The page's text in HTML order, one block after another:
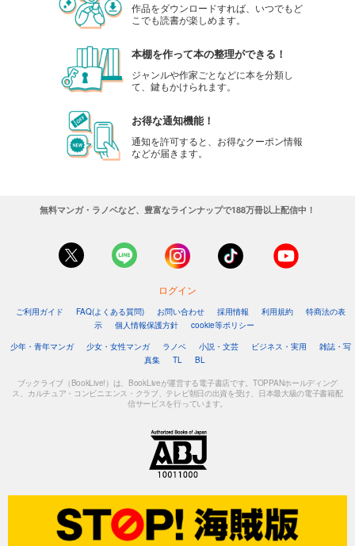
作品をダウンロードすれば、いつでもど
こでも読書が楽しめます。
本棚を作って本の整理ができる！
ジャンルや作家ごとなどに本を分類し
て、鍵もかけられます。
お得な通知機能！
通知を許可すると、お得なクーポン情報
などが届きます。
無料マンガ・ラノベなど、豊富なラインナップで188万冊以上配信中！
ログイン
ご利用ガイド FAQ(よくある質問) お問い合わせ 採用情報 利用規約
特商法の表
示
個人情報保護方針
cookie等ポリシー
少年・青年マンガ
少女・女性マンガ ラノベ 小説・文芸 ビジネス・実用
雑誌・写
真集
TL BL
ブックライブ（BookLive!）は、BookLiveが運営する電子書店です。TOPPANホールディング
ス、カルチュア・コンビニエンス・クラブ、テレビ朝日の出資を受け、日本最大級の電子書籍配
信サービスを行っています。